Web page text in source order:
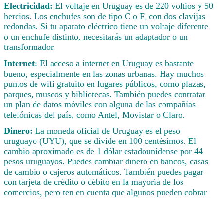
Electricidad: El voltaje en Uruguay es de 220 voltios y 50
hercios. Los enchufes son de tipo C o F, con dos clavijas
redondas. Si tu aparato eléctrico tiene un voltaje diferente
o un enchufe distinto, necesitarás un adaptador o un
transformador.
Internet: El acceso a internet en Uruguay es bastante
bueno, especialmente en las zonas urbanas. Hay muchos
puntos de wifi gratuito en lugares públicos, como plazas,
parques, museos y bibliotecas. También puedes contratar
un plan de datos móviles con alguna de las compañías
telefónicas del país, como Antel, Movistar o Claro.
Dinero: La moneda oficial de Uruguay es el peso
uruguayo (UYU), que se divide en 100 centésimos. El
cambio aproximado es de 1 dólar estadounidense por 44
pesos uruguayos. Puedes cambiar dinero en bancos, casas
de cambio o cajeros automáticos. También puedes pagar
con tarjeta de crédito o débito en la mayoría de los
comercios, pero ten en cuenta que algunos pueden cobrar